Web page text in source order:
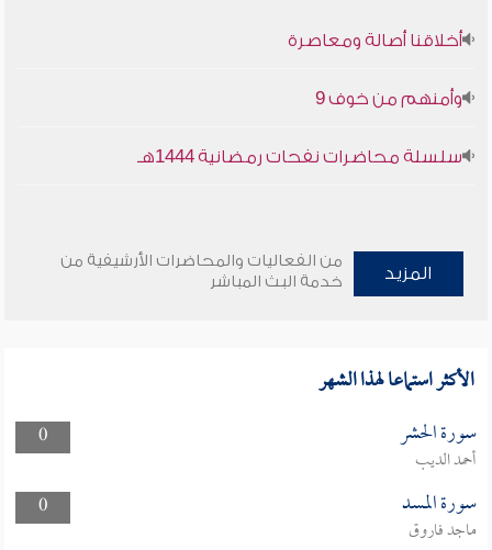
أخلاقنا أصالة ومعاصرة
وأمنهم من خوف 9
سلسلة محاضرات نفحات رمضانية 1444هـ
المزيد
من الفعاليات والمحاضرات الأرشيفية من
خدمة البث المباشر
الأكثر استماعا لهذا الشهر
0 سورة الحشر
أحمد الديب
0
سورة المسد
ماجد فاروق